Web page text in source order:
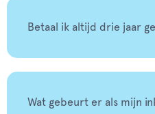
Betaal ik altijd drie jaar
Wat gebeurt er als mijn